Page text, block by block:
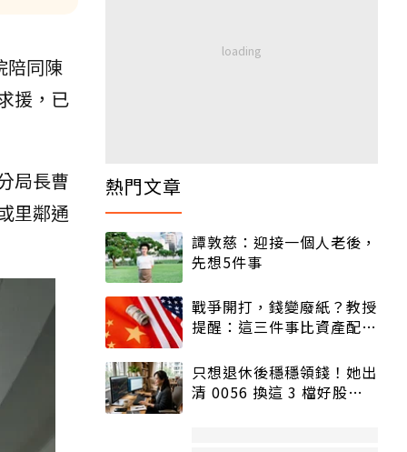
陪同陳
援，已
局長曹
里鄰通
熱門文章
譚敦慈：迎接一個人老後，
先想5件事
戰爭開打，錢變廢紙？教授
提醒：這三件事比資產配置
只想退休後穩穩領錢！她出
清 0056 換這 3 檔好股：